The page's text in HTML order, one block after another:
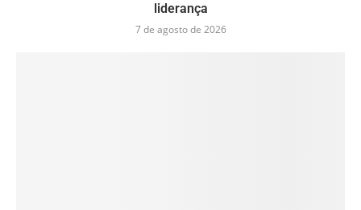
liderança
7 de agosto de 2026